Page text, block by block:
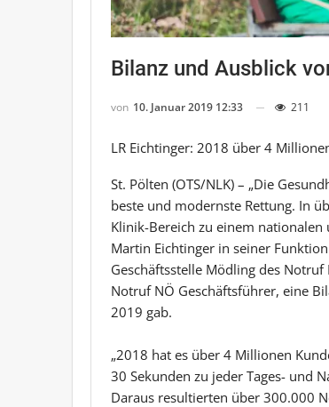
Bilanz und Ausblick
von 10. Januar 2019 12:33 211
LR Eichtinger: 2018 über 4
St. Pölten (OTS/NLK) – „Die
beste und modernste Rettung. In
Klinik-Bereich zu einem
Martin Eichtinger in seiner
Geschäftsstelle Mödling des
Notruf NÖ Geschäftsführer, eine
2019 gab.
„2018 hat es über 4 Millionen
30 Sekunden zu jeder Tages- und
Daraus resultierten über 300.000